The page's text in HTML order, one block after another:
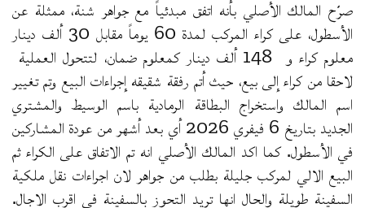
صرّح المالك الأصلي بأنه اتفق مبدئياً مع جواهر شنة، ممثلة عن
الأسطول، على كراء المركب لمدة 60 يوماً مقابل 30 ألف دينار
معلوم كراء و 148 ألف دينار كمعلوم ضمان، لتتحول العملية
لاحقا من كراء إلى بيع، حيث أتم رفقة شقيقه إجراءات البيع وتم تغيير
اسم المالك واستخراج البطاقة الرمادية باسم الوسيط والمشتري
الجديد بتاريخ 6 فيفري 2026 أي بعد أشهر من عودة المشاركين
في الأسطول. كما اكد المالك الأصلي انه تم الاتفاق على الكراء ثم
البيع الالي لمركب جليلة بطلب من جواهر لان اجراءات نقل ملكية
السفينة طويلة والحال انها تريد التحوز بالسفينة في اقرب الاجال.